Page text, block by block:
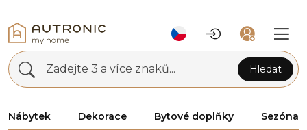
Zadejte 3 a více znaků... Hledat
Nábytek Dekorace Bytové doplňky Sezóna